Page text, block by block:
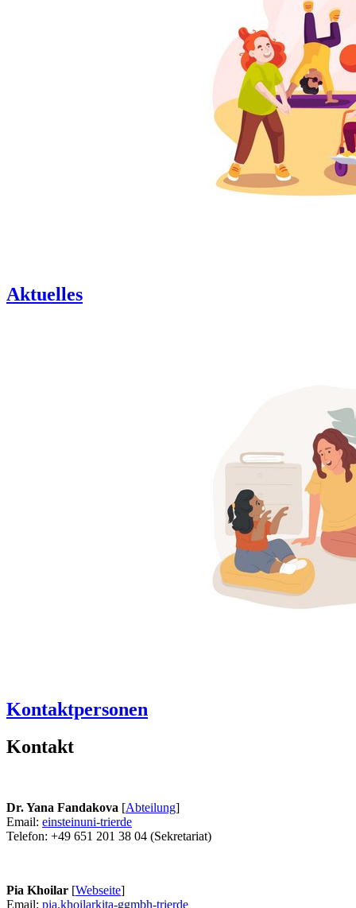
Aktuelles
Kontaktpersonen
Kontakt
Dr. Yana Fandakova [Abteilung]
Email: einsteinuni-trierde
Telefon: +49 651 201 38 04 (Sekretariat)
Pia Khoilar [Webseite]
Email: pia.khoilarkita-ggmbh-trierde